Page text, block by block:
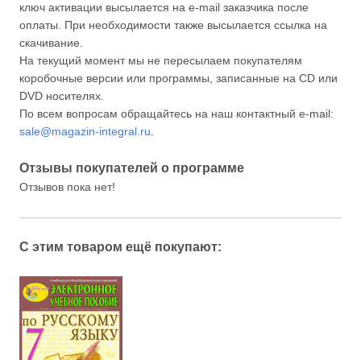
ключ активации высылается на e-mail заказчика после
оплаты. При необходимости также высылается ссылка на
скачивание.
На текущий момент мы не пересылаем покупателям
коробочные версии или программы, записанные на CD или
DVD носителях.
По всем вопросам обращайтесь на наш контактный e-mail:
sale@magazin-integral.ru.
Отзывы покупателей о программе
Отзывов пока нет!
С этим товаром ещё покупают: